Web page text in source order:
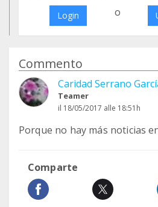
Login o
Commento
Caridad Serrano
Teamer
il 18/05/2017 alle 18:51h
Porque no hay más noticias
Comparte